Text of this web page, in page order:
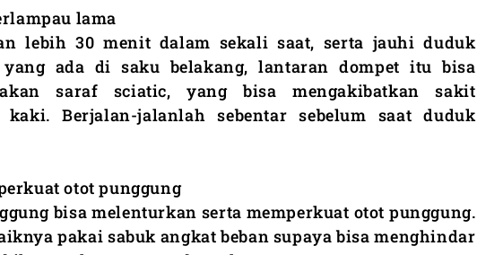
lama
lebih 30 menit dalam sekali saat, serta jauhi duduk
yang ada di saku belakang, lantaran dompet itu bisa
saraf sciatic, yang bisa mengakibatkan sakit
kaki. Berjalan-jalanlah sebentar sebelum saat duduk
otot punggung
bisa melenturkan serta memperkuat otot punggung.
pakai sabuk angkat beban supaya bisa menghindar